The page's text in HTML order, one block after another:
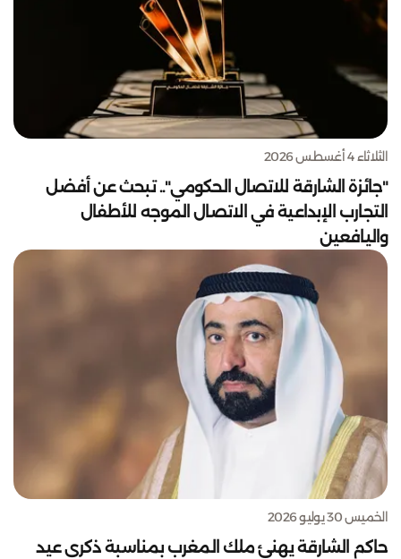
الثلاثاء 4 أغسطس 2026
"جائزة الشارقة للاتصال الحكومي".. تبحث عن أفضل
التجارب الإبداعية في الاتصال الموجه للأطفال
واليافعين
الخميس 30 يوليو 2026
حاكم الشارقة يهنئ ملك المغرب بمناسبة ذكرى عيد